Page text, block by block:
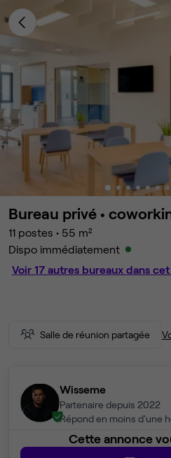
Bureau privé •
11 postes • 55 m²
Dispo immédiatement
Voir 17 autres bureaux dans
Salle de réunion partagée
Wisseme
Partenaire depuis 2022
Répond en moins d'une
Cette annonce